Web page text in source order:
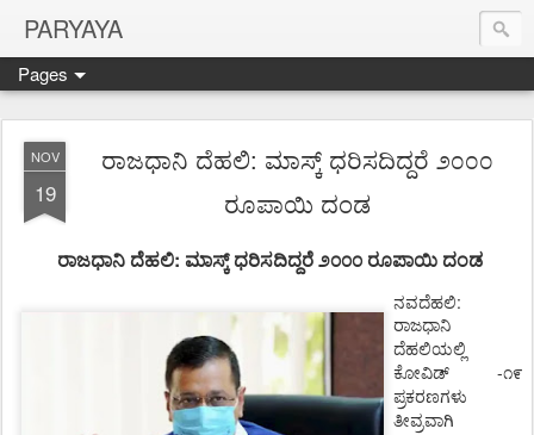
PARYAYA
Pages
NOV
19
ರಾಜಧಾನಿ ದೆಹಲಿ: ಮಾಸ್ಕ್ ಧರಿಸದಿದ್ದರೆ ೨೦೦೦
ರೂಪಾಯಿ ದಂಡ
ರಾಜಧಾನಿ ದೆಹಲಿ: ಮಾಸ್ಕ್ ಧರಿಸದಿದ್ದರೆ ೨೦೦೦ ರೂಪಾಯಿ ದಂಡ
ನವದೆಹಲಿ:
ರಾಜಧಾನಿ
ದೆಹಲಿಯಲ್ಲಿ
ಕೋವಿಡ್
-೧೯
ಪ್ರಕರಣಗಳು
ತೀವ್ರವಾಗಿ